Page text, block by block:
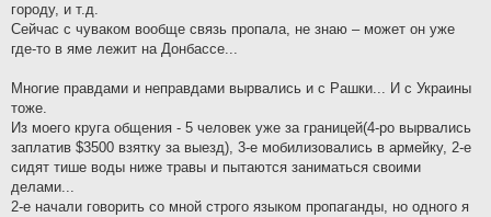
городу, и т.д.
Сейчас с чуваком вообще связь пропала, не знаю – может он уже
где-то в яме лежит на Донбассе...
Многие правдами и неправдами вырвались и с Рашки... И с Украины
тоже.
Из моего круга общения - 5 человек уже за границей(4-ро вырвались
заплатив $3500 взятку за выезд), 3-е мобилизовались в армейку, 2-е
сидят тише воды ниже травы и пытаются заниматься своими
делами...
2-е начали говорить со мной строго языком пропаганды, но одного я